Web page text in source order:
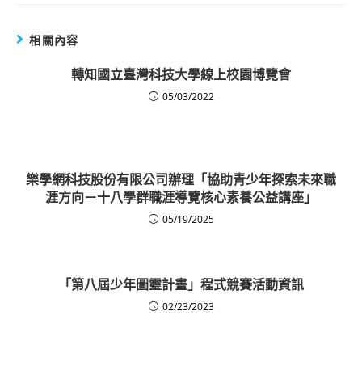
相關內容
轉知國立臺灣科技大學線上校園博覽會
05/03/2022
樂學網科技股份有限公司辦理「協助青少年探索未來職
涯方向－十八學群職涯導覽核心素養公益講座」
05/19/2025
「第八屆少年圖靈計畫」程式競賽活動資訊
02/23/2023